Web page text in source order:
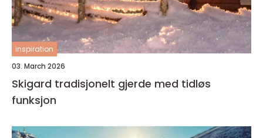
inspiration
03. March 2026
Skigard tradisjonelt gjerde med tidløs
funksjon